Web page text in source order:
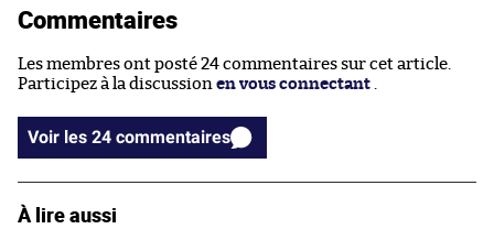
Commentaires
Les membres ont posté 24 commentaires sur cet article.
Participez à la discussion en vous connectant
Voir les 24 commentaires
À lire aussi